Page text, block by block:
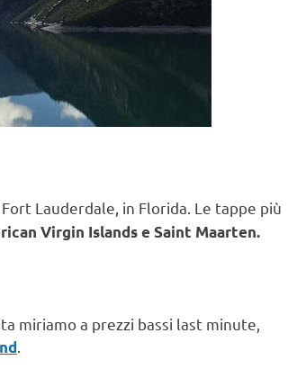
Lauderdale, in Florida. Le tappe più
Virgin Islands e Saint Maarten.
miriamo a prezzi bassi last minute,